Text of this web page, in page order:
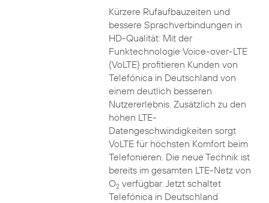
Kürzere Rufaufbauzeiten und
bessere Sprachverbindungen in
HD-Qualität: Mit der
Funktechnologie Voice-over-LTE
(VoLTE) profitieren Kunden von
Telefónica in Deutschland von
einem deutlich besseren
Nutzererlebnis. Zusätzlich zu den
hohen LTE-
Datengeschwindigkeiten sorgt
VoLTE für höchsten Komfort beim
Telefonieren. Die neue Technik ist
bereits im gesamten LTE-Netz von
O2verfügbar. Jetzt schaltet
Telefónica in Deutschland